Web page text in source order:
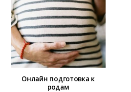
Онлайн подготовка к
родам